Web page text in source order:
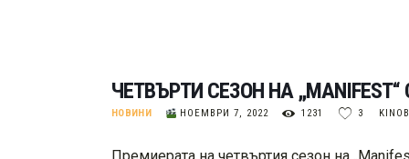
ЧЕТВЪРТИ СЕЗОН НА
НОВИНИ НОЕМВРИ 7, 2022 1231 3